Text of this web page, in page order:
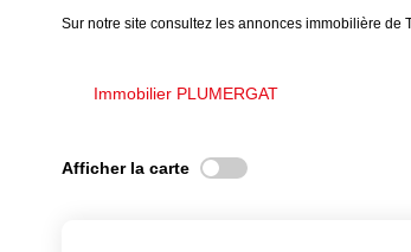
Sur notre site consultez les annonces immobilière de
Immobilier PLUMERGAT
Afficher la carte